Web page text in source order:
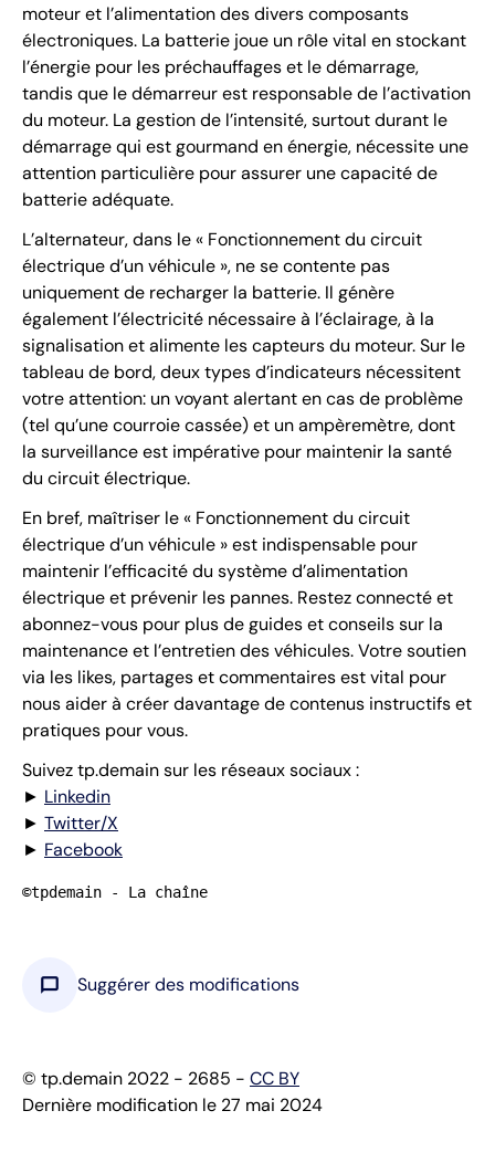
moteur et l’alimentation des divers composants
électroniques. La batterie joue un rôle vital en stockant
l’énergie pour les préchauffages et le démarrage,
tandis que le démarreur est responsable de l’activation
du moteur. La gestion de l’intensité, surtout durant le
démarrage qui est gourmand en énergie, nécessite une
attention particulière pour assurer une capacité de
batterie adéquate.
L’alternateur, dans le « Fonctionnement du circuit
électrique d’un véhicule », ne se contente pas
uniquement de recharger la batterie. Il génère
également l’électricité nécessaire à l’éclairage, à la
signalisation et alimente les capteurs du moteur. Sur le
tableau de bord, deux types d’indicateurs nécessitent
votre attention: un voyant alertant en cas de problème
(tel qu’une courroie cassée) et un ampèremètre, dont
la surveillance est impérative pour maintenir la santé
du circuit électrique.
En bref, maîtriser le « Fonctionnement du circuit
électrique d’un véhicule » est indispensable pour
maintenir l’efficacité du système d’alimentation
électrique et prévenir les pannes. Restez connecté et
abonnez-vous pour plus de guides et conseils sur la
maintenance et l’entretien des véhicules. Votre soutien
via les likes, partages et commentaires est vital pour
nous aider à créer davantage de contenus instructifs et
pratiques pour vous.
Suivez tp.demain sur les réseaux sociaux :
► Linkedin
► Twitter/X
► Facebook
©tpdemain - La chaîne
chat_bubble Suggérer des modifications
© tp.demain 2022 - 2685 - CC BY
Dernière modification le 27 mai 2024